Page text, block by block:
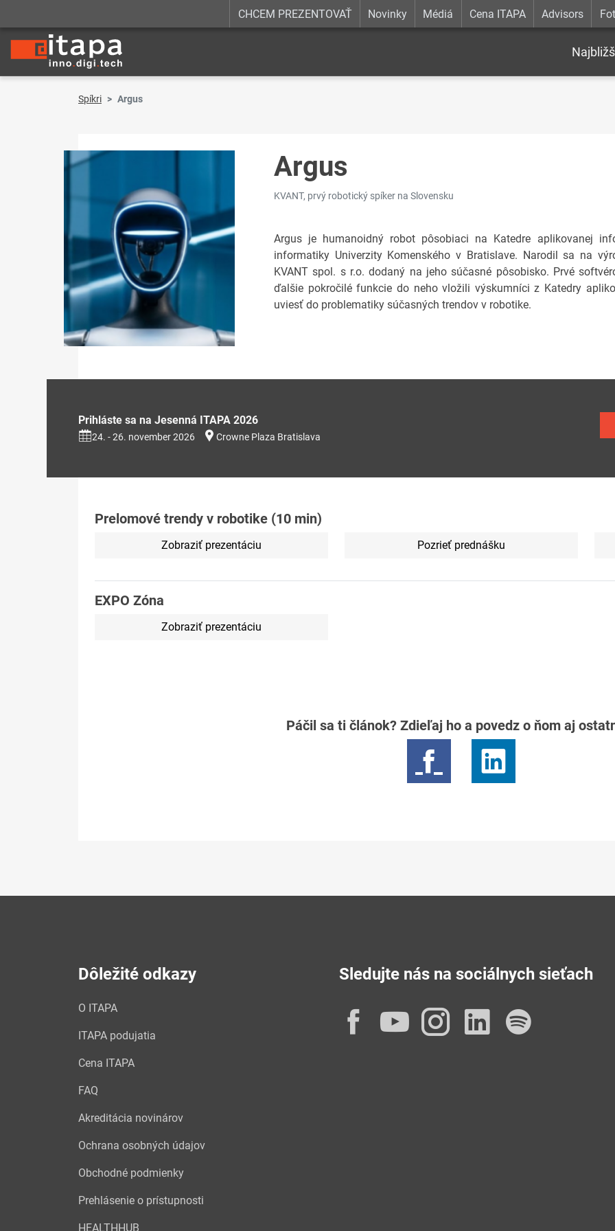
CHCEM PREZENTOVAŤ Novinky Médiá Cena ITAPA Advisors
Spíkri Argus
Argus
KVANT, prvý robotický spíker na Slovensku
Argus je humanoidný robot pôsobiaci na Katedre aplikovanej
informatiky Univerzity Komenského v Bratislave. Narodil sa na
KVANT spol. s r.o. dodaný na jeho súčasné pôsobisko. Prvé
ďalšie pokročilé funkcie do neho vložili výskumníci z Katedry
uviesť do problematiky súčasných trendov v robotike.
Prihláste sa na Jesenná ITAPA 2026
24. - 26. november 2026 Crowne Plaza Bratislava
Prelomové trendy v robotike (10 min)
Zobraziť prezentáciu Pozrieť prednášku
EXPO Zóna
Zobraziť prezentáciu
Páčil sa ti článok? Zdieľaj ho a povedz o ňom aj
Dôležité odkazy
O ITAPA
ITAPA podujatia
Cena ITAPA
FAQ
Akreditácia novinárov
Ochrana osobných údajov
Obchodné podmienky
Prehlásenie o prístupnosti
HEALTHHUB
Sledujte nás na sociálnych sieťach
Facebook
YouTube
Instagram
LinkedIn